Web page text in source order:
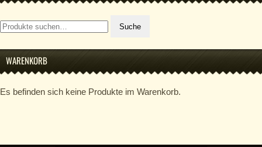
Suche
nach:
Suche
WARENKORB
Es befinden sich keine Produkte im Warenkorb.